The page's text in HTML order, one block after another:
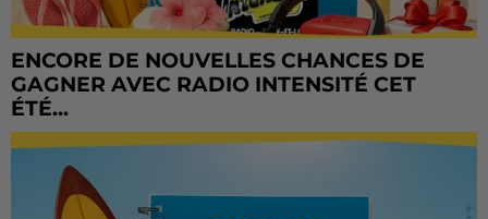
ENCORE DE NOUVELLES CHANCES DE
GAGNER AVEC RADIO INTENSITÉ CET
ÉTÉ...